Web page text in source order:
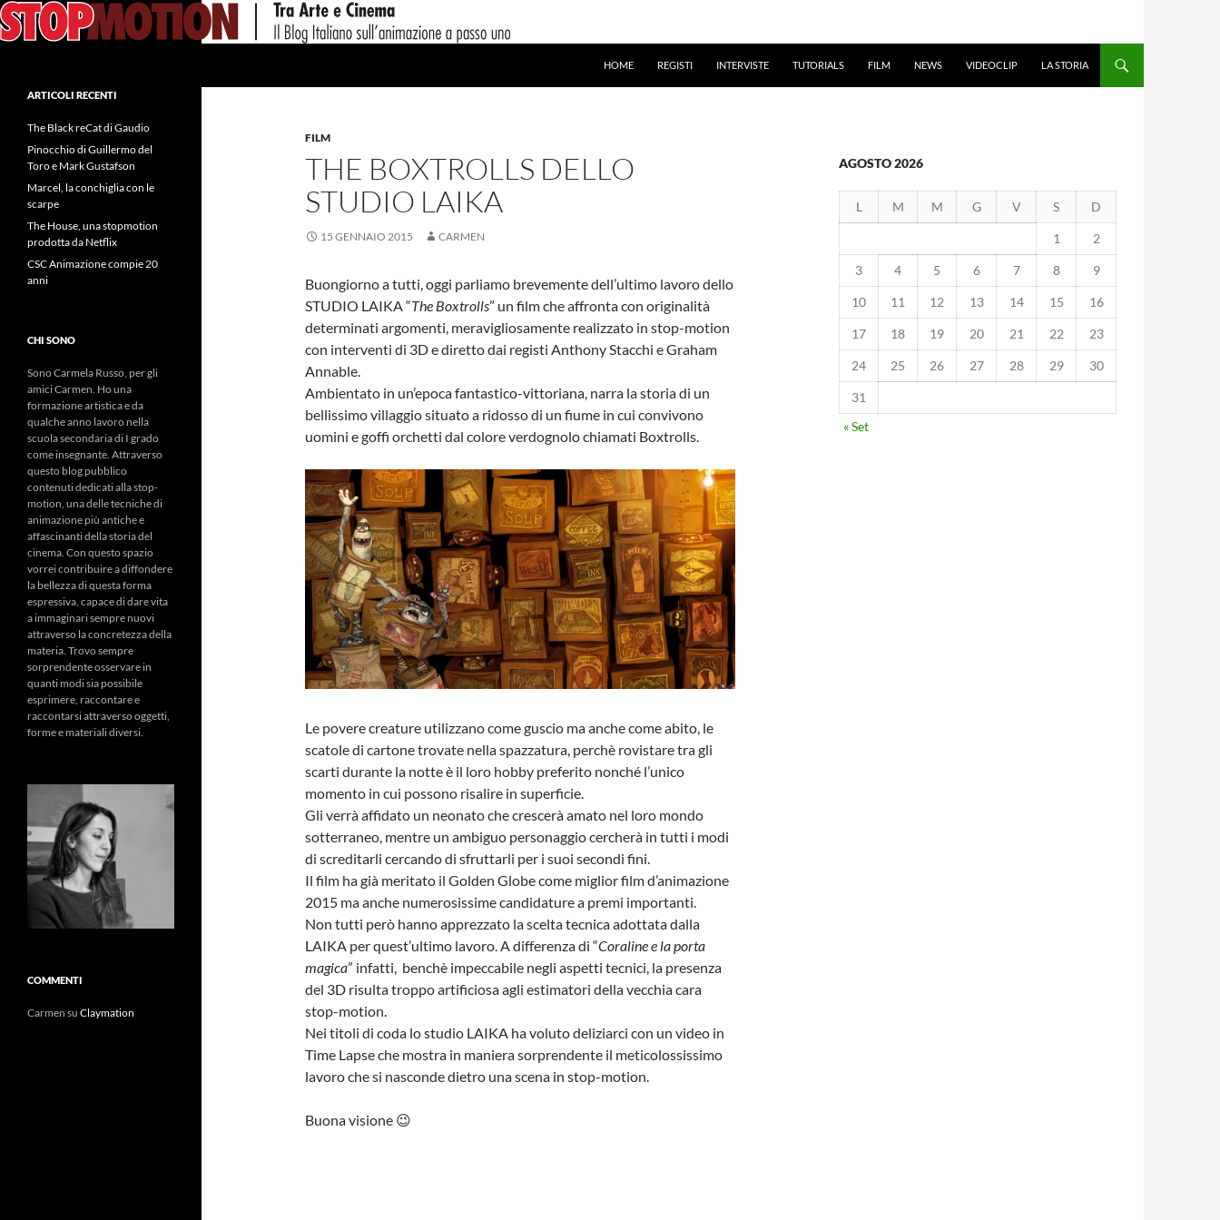
Vai
al
HOME REGISTI INTERVISTE TUTORIALS FILM NEWS VIDEOCLIP LA STORIA
FILM
THE BOXTROLLS DELLO
STUDIO LAIKA
15 GENNAIO 2015 CARMEN
Buongiorno a tutti, oggi parliamo brevemente dell’ultimo lavoro dello
STUDIO LAIKA “The Boxtrolls” un film che affronta con originalità
determinati argomenti, meravigliosamente realizzato in stop-motion
con interventi di 3D e diretto dai registi Anthony Stacchi e Graham
Annable.
Ambientato in un’epoca fantastico-vittoriana, narra la storia di un
bellissimo villaggio situato a ridosso di un fiume in cui convivono
uomini e goffi orchetti dal colore verdognolo chiamati Boxtrolls.
Le povere creature utilizzano come guscio ma anche come abito, le
scatole di cartone trovate nella spazzatura, perchè rovistare tra gli
scarti durante la notte è il loro hobby preferito nonché l’unico
momento in cui possono risalire in superficie.
Gli verrà affidato un neonato che crescerà amato nel loro mondo
sotterraneo, mentre un ambiguo personaggio cercherà in tutti i modi
di screditarli cercando di sfruttarli per i suoi secondi fini.
Il film ha già meritato il Golden Globe come miglior film d’animazione
2015 ma anche numerosissime candidature a premi importanti.
Non tutti però hanno apprezzato la scelta tecnica adottata dalla
LAIKA per quest’ultimo lavoro. A differenza di “Coraline e la porta
magica” infatti, benchè impeccabile negli aspetti tecnici, la presenza
del 3D risulta troppo artificiosa agli estimatori della vecchia cara
stop-motion.
Nei titoli di coda lo studio LAIKA ha voluto deliziarci con un video in
Time Lapse che mostra in maniera sorprendente il meticolossissimo
lavoro che si nasconde dietro una scena in stop-motion.
Buona visione 😉
AGOSTO 2026
L M M G V S D
1 2
3 4 5 6 7 8 9
10 11 12 13 14 15 16
17 18 19 20 21 22 23
24 25 26 27 28 29 30
31
« Set
ARTICOLI RECENTI
The Black reCat di Gaudio
Pinocchio di Guillermo del
Toro e Mark Gustafson
Marcel, la conchiglia con le
scarpe
The House, una stopmotion
prodotta da Netflix
CSC Animazione compie 20
anni
CHI SONO
Sono Carmela Russo, per gli
amici Carmen. Ho una
formazione artistica e da
qualche anno lavoro nella
scuola secondaria di I grado
come insegnante. Attraverso
questo blog pubblico
contenuti dedicati alla stop-
motion, una delle tecniche di
animazione più antiche e
affascinanti della storia del
cinema. Con questo spazio
vorrei contribuire a diffondere
la bellezza di questa forma
espressiva, capace di dare vita
a immaginari sempre nuovi
attraverso la concretezza della
materia. Trovo sempre
sorprendente osservare in
quanti modi sia possibile
esprimere, raccontare e
raccontarsi attraverso oggetti,
forme e materiali diversi.
COMMENTI
Carmen su Claymation